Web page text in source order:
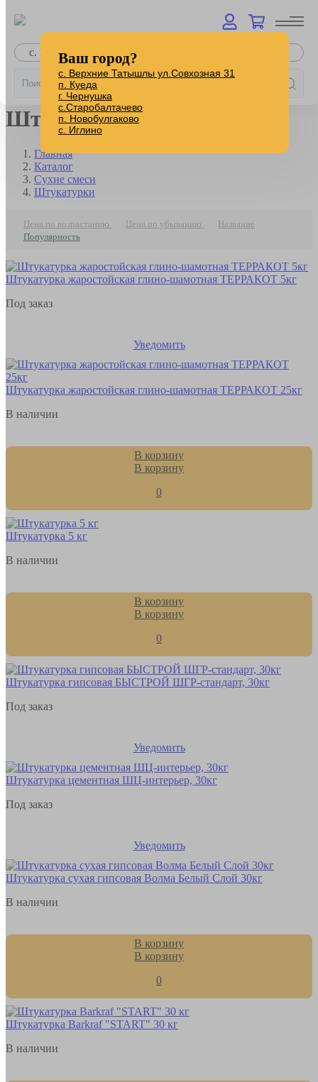
с. Верхние Татышлы
Штукатурки
Главная
Каталог
Сухие смеси
Штукатурки
Цена по возрастанию Цена по убыванию
Название
Популярность
Штукатурка жаростойская глино-шамотная ТЕРРАКОТ 5кг
Под заказ
Уведомить
Штукатурка жаростойская глино-шамотная ТЕРРАКОТ 25кг
В наличии
В корзину
В корзину
0
Штукатурка 5 кг
В наличии
В корзину
В корзину
0
Штукатурка гипсовая БЫСТРОЙ ШГР-стандарт, 30кг
Под заказ
Уведомить
Штукатурка цементная ШЦ-интерьер, 30кг
Под заказ
Уведомить
Штукатурка сухая гипсовая Волма Белый Слой 30кг
В наличии
В корзину
В корзину
0
Штукатурка Barkraf "START" 30 кг
В наличии
Ваш город?
с. Верхние Татышлы ул.Совхозная 31
п. Куеда
г. Чернушка
с.Старобалтачево
п. Новобулгаково
с. Иглино